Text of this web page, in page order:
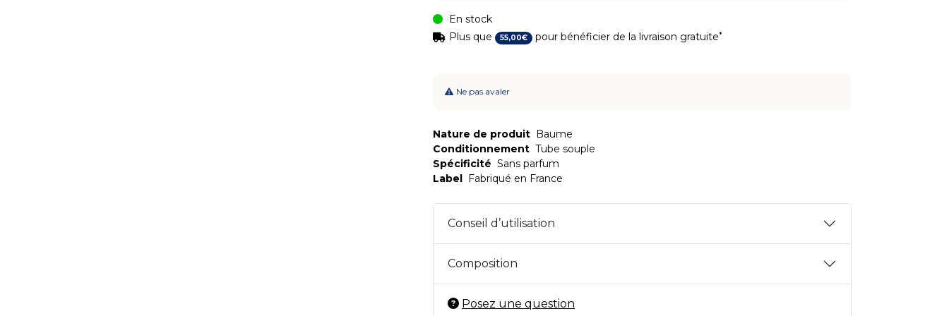
En stock
Plus que
55,00€ pour bénéficier de la livraison gratuite*
Ne pas avaler
Nature de produit Baume
Conditionnement Tube souple
Spécificité Sans parfum
Label Fabriqué en France
Conseil d’utilisation
Composition
Posez une question